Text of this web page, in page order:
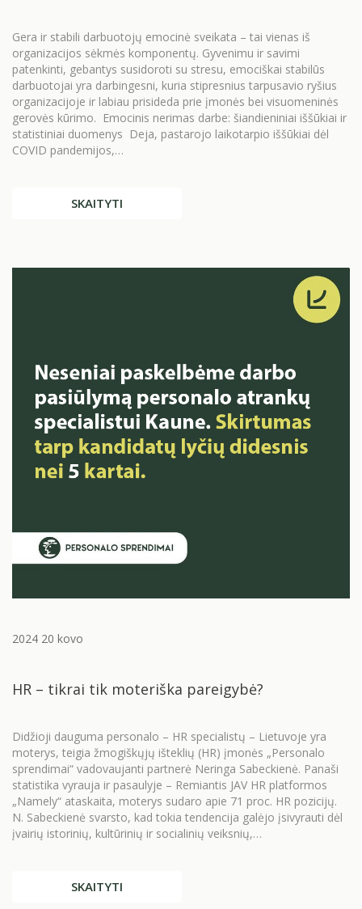
Gera ir stabili darbuotojų emocinė sveikata – tai vienas iš
organizacijos sėkmės komponentų. Gyvenimu ir savimi
patenkinti, gebantys susidoroti su stresu, emociškai stabilūs
darbuotojai yra darbingesni, kuria stipresnius tarpusavio ryšius
organizacijoje ir labiau prisideda prie įmonės bei visuomeninės
gerovės kūrimo. Emocinis nerimas darbe: šiandieniniai iššūkiai ir
statistiniai duomenys Deja, pastarojo laikotarpio iššūkiai dėl
COVID pandemijos,…
SKAITYTI
2024 20 kovo
HR – tikrai tik moteriška pareigybė?
Didžioji dauguma personalo – HR specialistų – Lietuvoje yra
moterys, teigia žmogiškųjų išteklių (HR) įmonės „Personalo
sprendimai“ vadovaujanti partnerė Neringa Sabeckienė. Panaši
statistika vyrauja ir pasaulyje – Remiantis JAV HR platformos
„Namely“ ataskaita, moterys sudaro apie 71 proc. HR pozicijų.
N. Sabeckienė svarsto, kad tokia tendencija galėjo įsivyrauti dėl
įvairių istorinių, kultūrinių ir socialinių veiksnių,…
SKAITYTI